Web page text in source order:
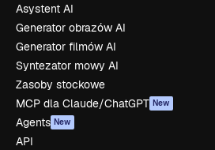
Asystent AI
Generator obrazów AI
Generator filmów AI
Syntezator mowy AI
Zasoby stockowe
MCP dla Claude/ChatGPT New
Agents New
API